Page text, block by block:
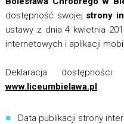
dostępność swojej strony
ustawy z dnia 4 kwietnia
internetowych i aplikacji
Deklaracja
www.liceumbielawa.pl.
Data publikacji strony